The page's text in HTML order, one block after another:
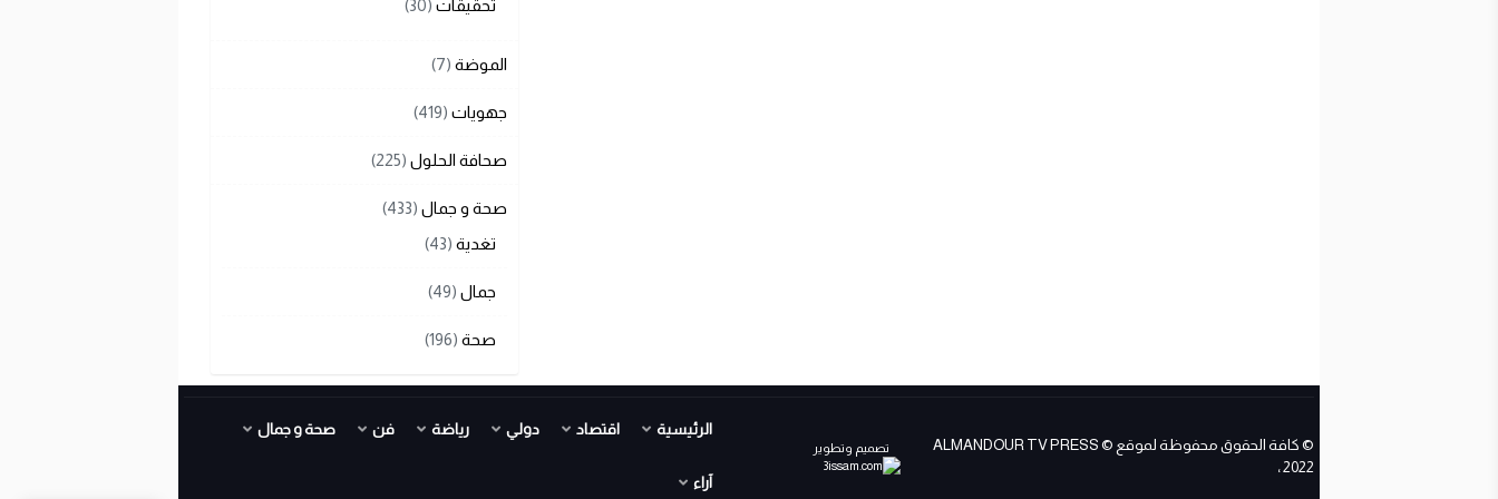
تحقيقات (30)
الموضة (7)
جهويات (419)
صحافة الحلول (225)
صحة و جمال (433)
تغدية (43)
جمال (49)
صحة (196)
© كافة الحقوق محفوظة لموقع ALMANDOUR TV PRESS ©
2022 ،
تصميم وتطوير
الرئيسية اقتصاد دولي رياضة فن صحة و جمال
آراء